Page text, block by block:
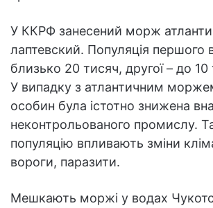
У ККРФ занесений морж
лаптевский. Популяція першого
близько 20 тисяч, другої – до
У випадку з атлантичним
особин була істотно знижена
неконтрольованого промислу.
популяцію впливають зміни
вороги, паразити.
Мешкають моржі у водах